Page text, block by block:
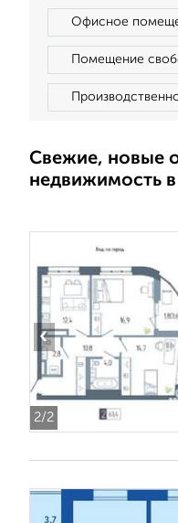
Офисное
Помещение
Свежие, новые
недвижимость
2/2
‹